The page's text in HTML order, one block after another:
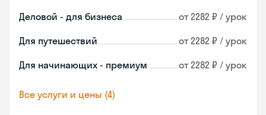
Деловой - для бизнеса от 2282 ₽ / урок
Для путешествий от 2282 ₽ / урок
Для начинающих - премиум от 2282 ₽ / урок
Все услуги и цены (4)